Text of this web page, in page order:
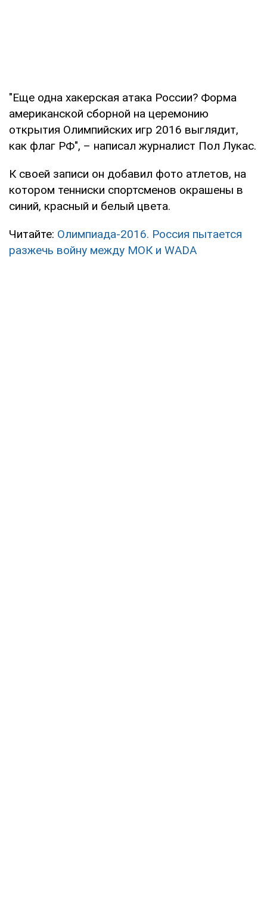
"Еще одна хакерская атака России? Форма
американской сборной на церемонию
открытия Олимпийских игр 2016 выглядит,
как флаг РФ", – написал журналист Пол Лукас.
К своей записи он добавил фото атлетов, на
котором тенниски спортсменов окрашены в
синий, красный и белый цвета.
Читайте: Олимпиада-2016. Россия пытается
разжечь войну между МОК и WADA